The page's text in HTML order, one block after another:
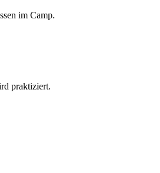
im Camp.
praktiziert.